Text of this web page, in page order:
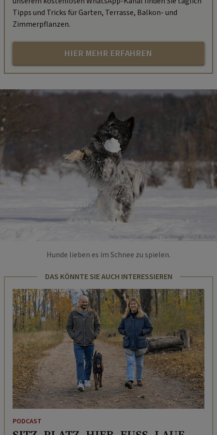
Tipps und Tricks für Garten, Terrasse, Balkon- und
Zimmerpflanzen.
HIER MEHR ERFAHREN
Foto: mauritius images / Tierfotoagentur / M. Kuhn
Hunde lieben es im Schnee zu spielen.
DAS KÖNNTE SIE AUCH INTERESSIEREN
PODCAST